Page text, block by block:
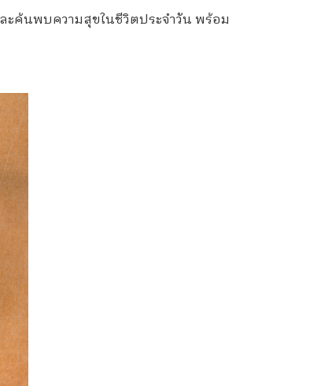
ค้นพบความสุขในชีวิตประจำวัน พร้อม